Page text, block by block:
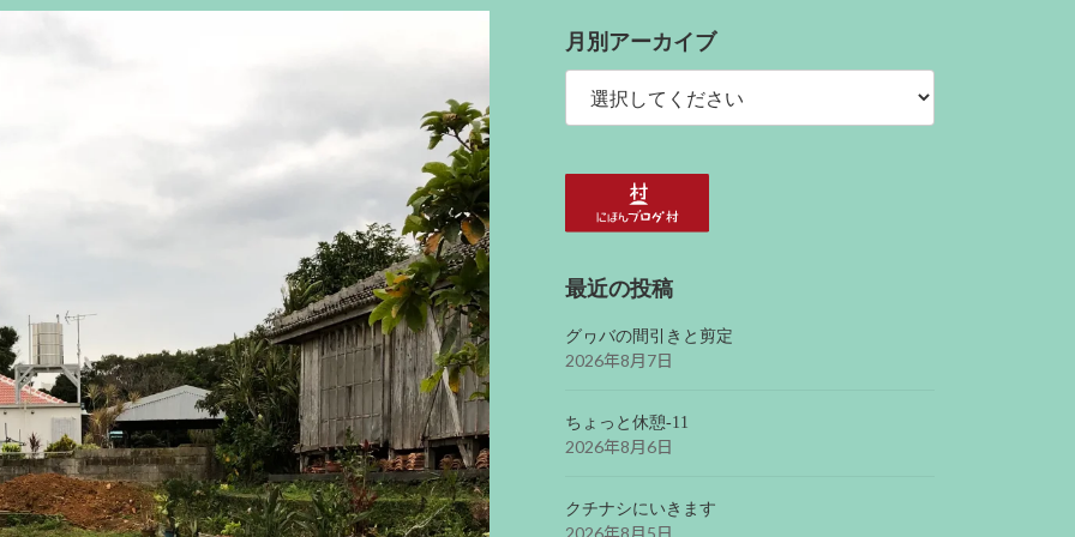
月別アーカイブ
最近の投稿
グヮバの間引きと剪定
2026年8月7日
ちょっと休憩-11
2026年8月6日
クチナシにいきます
2026年8月5日